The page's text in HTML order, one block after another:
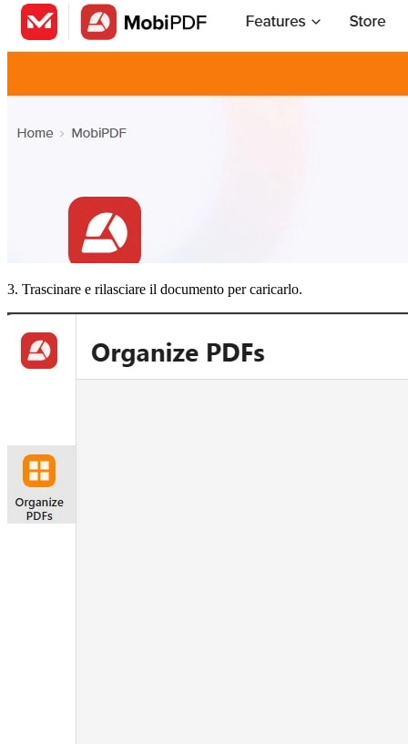
3. Trascinare e rilasciare il documento per caricarlo.